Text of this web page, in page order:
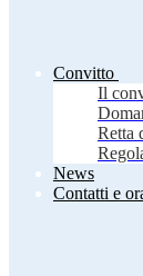
Convitto
Il
Retta
News
Contatti e